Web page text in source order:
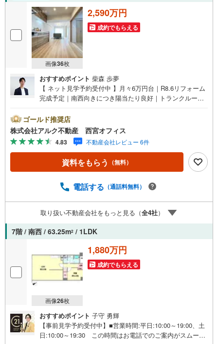
画像36枚
2,590万円
成約でもらえる
おすすめポイント 柴森 歩夢
【 ネット見学予約受付中 】月々6万円台｜R8.6リフォーム
完成予定｜南西向きにつき陽当たり良好｜トランクルーム
徒歩3分【リフォーム内容（2026年6月完成予定）】＜水回
り＞システムキッチン/ユニットバス/トイレ/洗面化粧台＜
内装＞全室クロス貼替/フローリング貼替/建具交換/配管交
換/ハウスクリーニング【 周辺環境 】■甲東小学校:徒歩9分
（685m）■甲陵中学校:徒歩12分（956m）■KOHYO（コー
ヨー） 甲東園店:徒歩3分（264m）【 アルク不動産につい
えております。掲載中の物件に限らず、阪神間エリアを中
てご来店いただけます。住宅ローンに強く、事前審査のサ
ポートや金融機関のご提案、お客様一人ひとりに合わせた
無理のない資金計画のご提案までトータルでサポートいた
します。ローンに不安のある方もお気軽にご相談くださ
い。
ゴールド推奨店
株式会社アルク不動産 西宮オフィス
4.83 不動産会社レビュー 6件
資料をもらう （無料）
電話する （通話料無料）
取り扱い不動産会社をもっと見る（全4社）
7階 / 南西 / 63.25m2 / 1LDK
画像26枚
1,880万円
成約でもらえる
おすすめポイント 子守 勇輝
【事前見学予約受付中】■営業時間:平日:10:00～19:00、土
日:10:00～19:30 この時間はお電話でのご案内がスムーズ